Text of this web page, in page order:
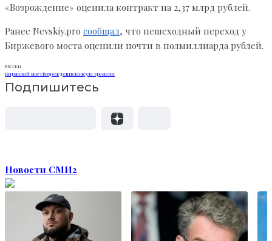
«Возрождение» оценила контракт на 2,37 млрд рублей.
Ранее Nevskiy.pro сообщал, что пешеходный переход у
Биржевого моста оценили почти в полмиллиарда рублей.
Метки
Биржевой мостВозрождениекапсула времени
Подпишитесь
Новости СМИ2